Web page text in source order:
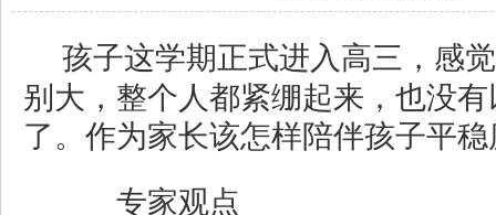
孩子这学期正式进入高三，感
别大，整个人都紧绷起来，也没
了。作为家长该怎样陪伴孩子平
专家观点